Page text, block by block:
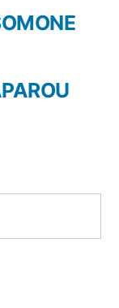
: